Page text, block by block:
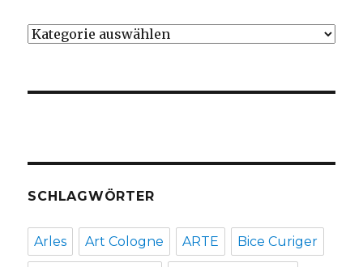
Kategorien
SCHLAGWÖRTER
Arles Art Cologne ARTE Bice Curiger